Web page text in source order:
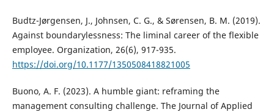
Budtz-Jørgensen, J., Johnsen, C. G., & Sørensen, B. M. (2019).
Against boundarylessness: The liminal career of the flexible
employee. Organization, 26(6), 917-935.
https://doi.org/10.1177/1350508418821005
Buono, A. F. (2023). A humble giant: reframing the
management consulting challenge. The Journal of Applied